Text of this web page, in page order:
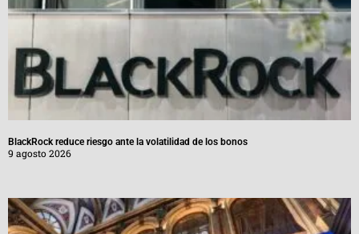
BlackRock reduce riesgo ante la volatilidad de los bonos
9 agosto 2026